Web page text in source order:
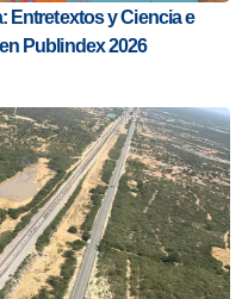
Entretextos y Ciencia e
Publindex 2026